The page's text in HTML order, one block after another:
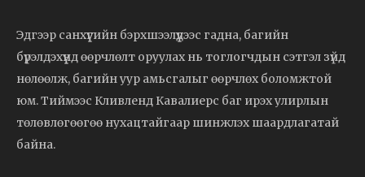
Эдгээр санхүүгийн бэрхшээлүүдээс гадна, багийн
бүрэлдэхүүнд өөрчлөлт оруулах нь тоглогчдын сэтгэл зүйд
нөлөөлж, багийн уур амьсгалыг өөрчлөх боломжтой
юм. Тиймээс Кливленд Кавалиерс баг ирэх улирлын
төлөвлөгөөгөө нухацтайгаар шинжлэх шаардлагатай
байна.